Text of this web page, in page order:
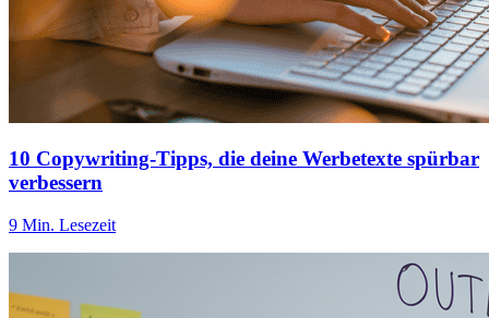
10 Copywriting-Tipps, die deine Werbetexte spürbar
verbessern
9 Min. Lesezeit